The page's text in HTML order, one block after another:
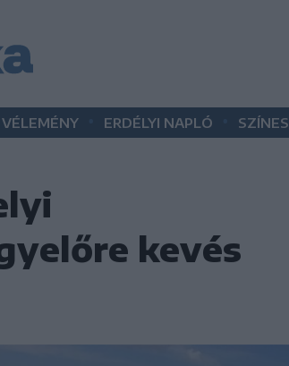
VÉLEMÉNY ERDÉLYI NAPLÓ SZÍNES
kevés